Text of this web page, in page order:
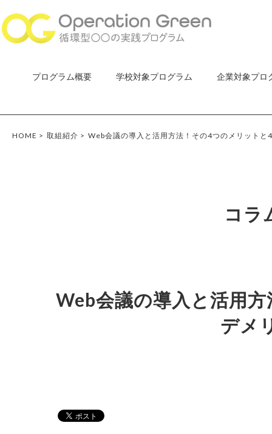
プログラム概要 学校対象プログラム 企業対象プロ
HOME > 取組紹介 > Web会議の導入と活用方法！その4つのメリットと
コラ
Web会議の導入と活用
デメ